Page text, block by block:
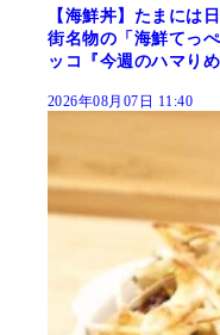
【海鮮丼】たまには
街名物の「海鮮てっ
ッコ『今週のハマり
2026年08月07日 11:40